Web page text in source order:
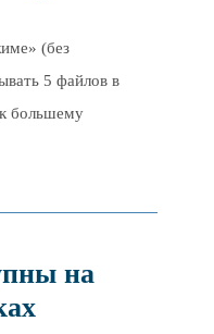
(без
5 файлов в
большему
на